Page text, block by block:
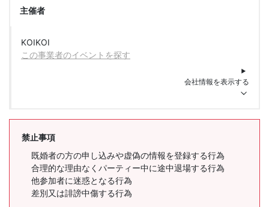
主催者
KOIKOI
この事業者のイベントを探す
会社情報を表示する
禁止事項
既婚者の方の申し込みや虚偽の情報を登録する行為
合理的な理由なくパーティー中に途中退場する行為
他参加者に迷惑となる行為
差別又は誹謗中傷する行為